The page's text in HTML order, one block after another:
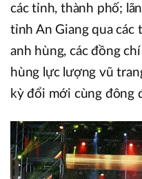
các tỉnh, thành phố;
tỉnh An Giang qua các
anh hùng, các đồng
hùng lực lượng vũ
kỳ đổi mới cùng đông